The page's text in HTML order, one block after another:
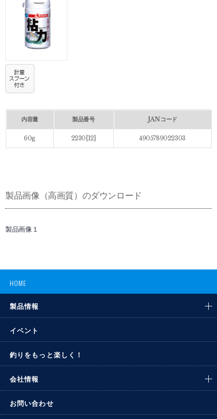
内容量 製品番号 JANコード
60g 2230[12] 4905789022303
製品画像（高画質）のダウンロード
製品画像１
HOME
製品情報
イベント
釣りをもっと楽しく！
会社情報
お問い合わせ